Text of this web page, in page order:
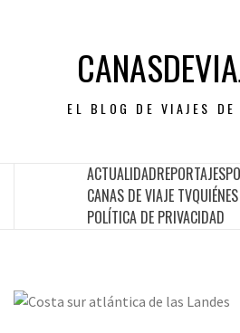
EL BLOG DE VIAJES DE
ACTUALIDADREPORTAJES
CANAS DE VIAJE TV
POLÍTICA DE PRIVACIDAD